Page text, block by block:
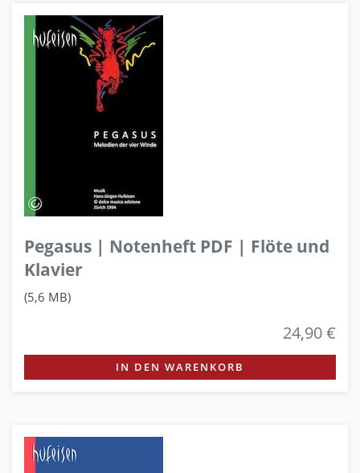
Pegasus | Notenheft PDF | Flöte und
Klavier
(5,6 MB)
24,90 €
IN DEN WARENKORB